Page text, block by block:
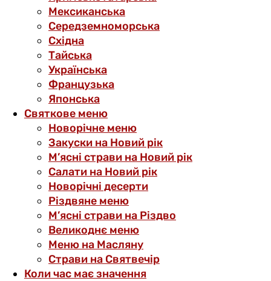
Мексиканська
Середземноморська
Східна
Тайська
Українська
Французька
Японська
Святкове меню
Новорічне меню
Закуски на Новий рік
М’ясні страви на Новий рік
Салати на Новий рік
Новорічні десерти
Різдвяне меню
М’ясні страви на Різдво
Великоднє меню
Меню на Масляну
Страви на Святвечір
Коли час має значення